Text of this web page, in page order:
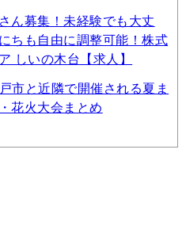
ん募集！未経験でも大丈
ちも自由に調整可能！株式
しいの木台【求人】
戸市と近隣で開催される夏ま
花火大会まとめ